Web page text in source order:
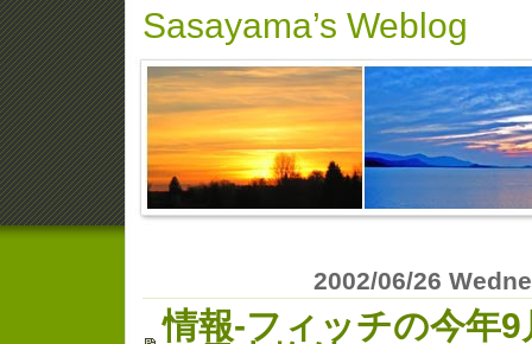
Sasayama’s Weblog
2002/06/26
情報-フィッチの今年